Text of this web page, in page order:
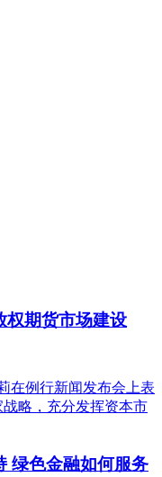
权期货市场建设
在例行新闻发布会上表
略，充分发挥资本市
绿色金融如何服务